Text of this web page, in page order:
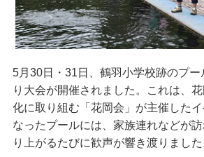
5月30日・31日、鶴羽小学校跡のプー
り大会が開催されました。これは、
化に取り組む「花岡会」が主催した
なったプールには、家族連れなどが
り上がるたびに歓声が響き渡りました